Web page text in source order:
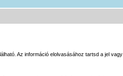
Az információ elolvasásához tartsd a jel vagy